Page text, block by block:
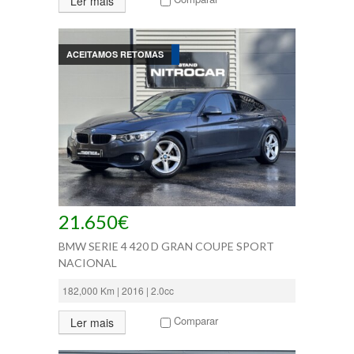
ACEITAMOS RETOMAS
21.650€
BMW SERIE 4 420 D GRAN COUPE SPORT
NACIONAL
182,000 Km | 2016 | 2.0cc
Ler mais Comparar